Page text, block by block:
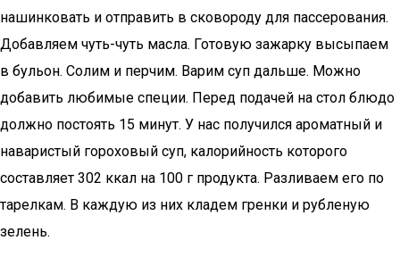
нашинковать и отправить в сковороду для пассерования.
Добавляем чуть-чуть масла. Готовую зажарку высыпаем
в бульон. Солим и перчим. Варим суп дальше. Можно
добавить любимые специи. Перед подачей на стол блюдо
должно постоять 15 минут. У нас получился ароматный и
наваристый гороховый суп, калорийность которого
составляет 302 ккал на 100 г продукта. Разливаем его по
тарелкам. В каждую из них кладем гренки и рубленую
зелень.